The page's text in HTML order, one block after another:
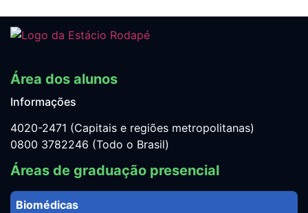
Área dos alunos
Informações
4020-2471 (Capitais e regiões metropolitanas)
0800 3782246 (Todo o Brasil)
Áreas de graduação presencial
Biomédicas